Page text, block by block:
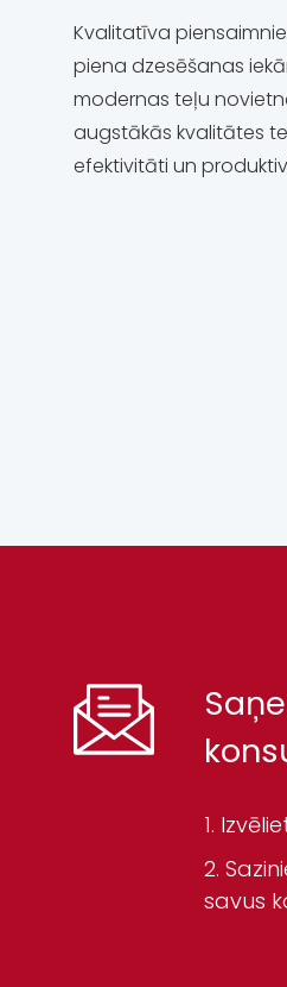
Kvalitatīva
piena dzesēšanas
modernas teļu
augstākās kvalitātes
efektivitāti un
savus